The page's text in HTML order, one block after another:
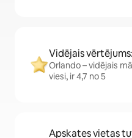
Vidējais
Orlando – vidējais
viesi, ir 4,7 no 5
Apskates vietas